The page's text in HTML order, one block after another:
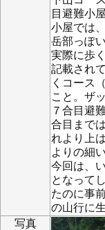
目避難小
小屋では
岳部っぽ
実際に歩
記載され
くコース
こと。ザ
７合目避
合目まで
れより上
よりの細
今回は、
となって
たのに事
の山行に
写真